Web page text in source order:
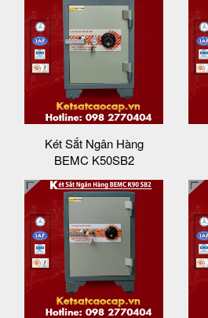
Két Sắt Ngân Hàng
BEMC K50SB2